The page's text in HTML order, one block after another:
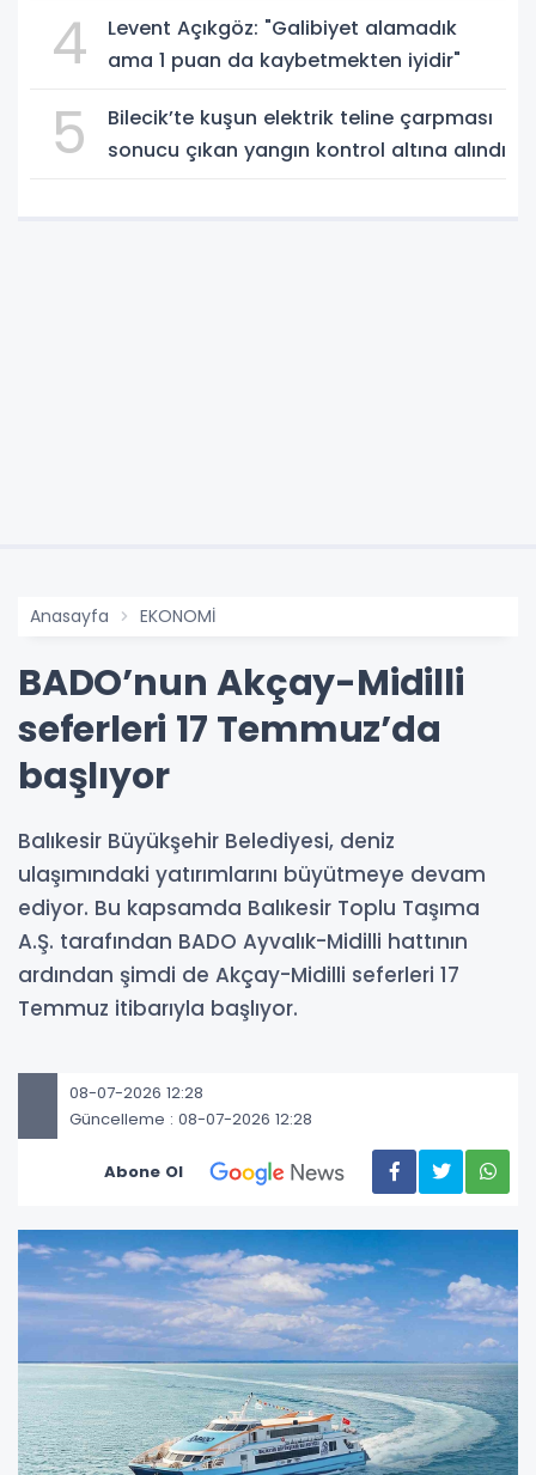
4
Levent Açıkgöz: "Galibiyet alamadık
ama 1 puan da kaybetmekten iyidir"
5
Bilecik’te kuşun elektrik teline çarpması
sonucu çıkan yangın kontrol altına alındı
Anasayfa EKONOMİ
BADO’nun Akçay-Midilli
seferleri 17 Temmuz’da
başlıyor
Balıkesir Büyükşehir Belediyesi, deniz
ulaşımındaki yatırımlarını büyütmeye devam
ediyor. Bu kapsamda Balıkesir Toplu Taşıma
A.Ş. tarafından BADO Ayvalık-Midilli hattının
ardından şimdi de Akçay-Midilli seferleri 17
Temmuz itibarıyla başlıyor.
08-07-2026 12:28
Güncelleme : 08-07-2026 12:28
Abone Ol